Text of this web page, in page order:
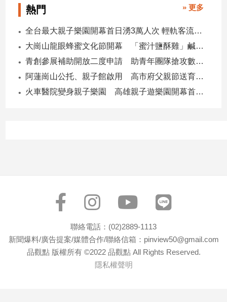
科
技/
動
寵
媒
熱門 » 更多
全台最大親子樂園開幕首日湧3萬人次 輕軌客流增20倍
大崗山龍眼蜂蜜文化節開幕 「蜜汁鹽酥雞」鹹甜跨界搶話題
青創參展補助開放二度申請 助青年團隊搶攻數位轉型商機
阿蓮崗山公托、親子館啟用 高市府父親節送育兒暖禮
火車醫院變身親子樂園 高雄親子遊樂園開幕首日爆棚
聯絡電話：(02)2889-1113
新聞爆料/廣告提案/媒體合作/聯絡信箱：pinview50@gmail.com
品觀點 版權所有 ©2022 品觀點 All Rights Reserved.
隱私權聲明